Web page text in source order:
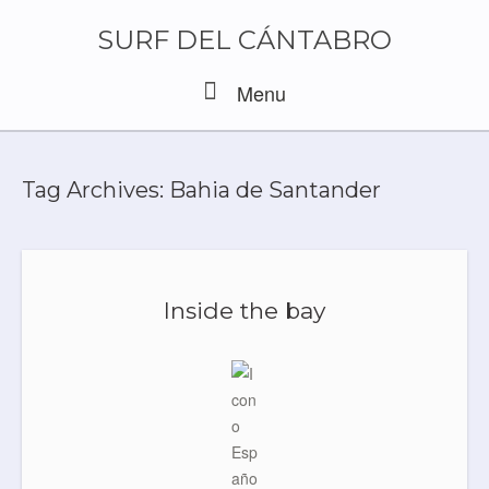
SURF DEL CÁNTABRO
Menu
Tag Archives: Bahia de Santander
Inside the bay